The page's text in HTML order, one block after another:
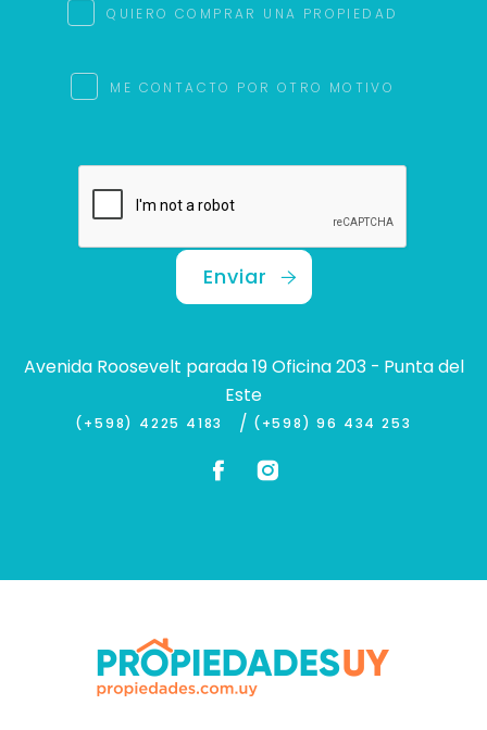
QUIERO COMPRAR UNA PROPIEDAD
ME CONTACTO POR OTRO MOTIVO
Enviar
Avenida Roosevelt parada 19 Oficina 203 - Punta del
Este
(+598) 4225 4183 / (+598) 96 434 253